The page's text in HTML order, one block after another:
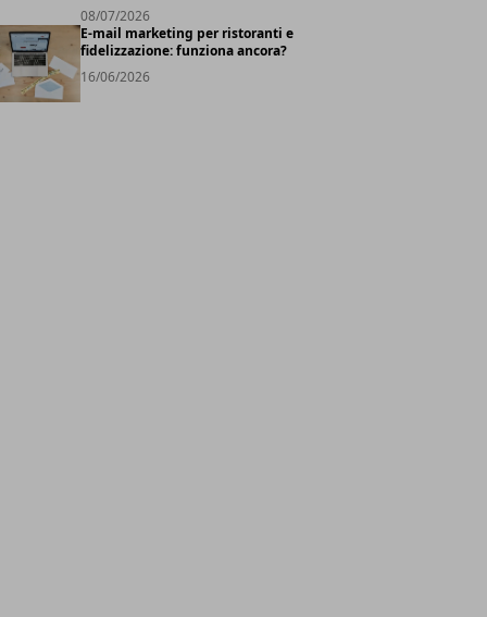
08/07/2026
E-mail marketing per ristoranti e
fidelizzazione: funziona ancora?
16/06/2026